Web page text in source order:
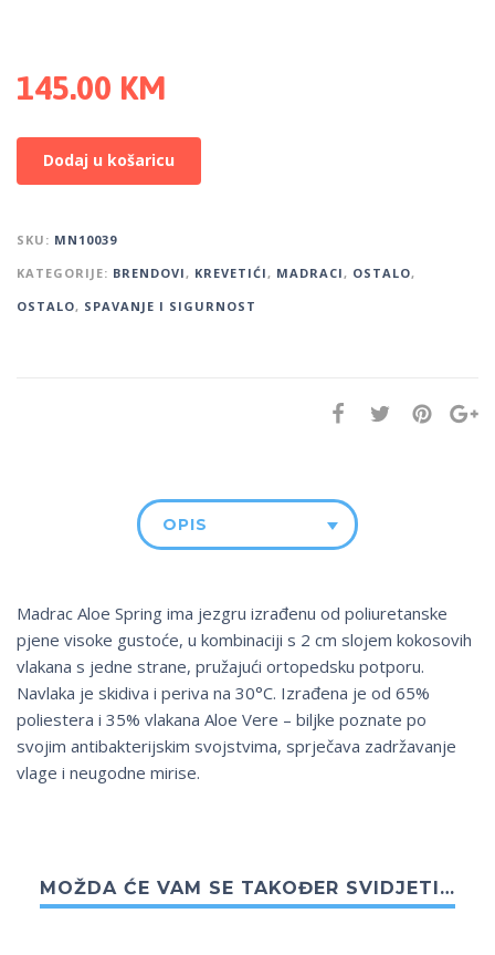
145.00 KM
Dodaj u košaricu
SKU: MN10039
KATEGORIJE: BRENDOVI, KREVETIĆI, MADRACI, OSTALO,
OSTALO, SPAVANJE I SIGURNOST
OPIS
Madrac Aloe Spring ima jezgru izrađenu od poliuretanske
pjene visoke gustoće, u kombinaciji s 2 cm slojem kokosovih
vlakana s jedne strane, pružajući ortopedsku potporu.
Navlaka je skidiva i periva na 30°C. Izrađena je od 65%
poliestera i 35% vlakana Aloe Vere – biljke poznate po
svojim antibakterijskim svojstvima, sprječava zadržavanje
vlage i neugodne mirise.
MOŽDA ĆE VAM SE TAKOĐER SVIDJETI…